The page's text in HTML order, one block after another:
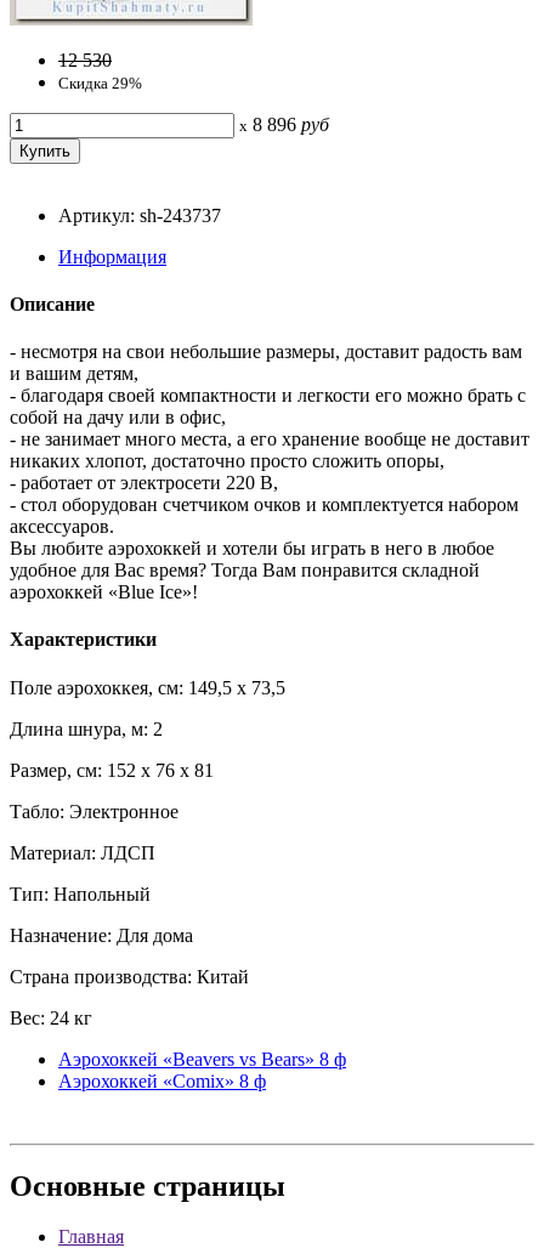
12 530
Скидка 29%
x 8 896 руб
Артикул: sh-243737
Информация
Описание
- несмотря на свои небольшие размеры, доставит радость вам
и вашим детям,
- благодаря своей компактности и легкости его можно брать с
собой на дачу или в офис,
- не занимает много места, а его хранение вообще не доставит
никаких хлопот, достаточно просто сложить опоры,
- работает от электросети 220 В,
- стол оборудован счетчиком очков и комплектуется набором
аксессуаров.
Вы любите аэрохоккей и хотели бы играть в него в любое
удобное для Вас время? Тогда Вам понравится складной
аэрохоккей «Blue Ice»!
Характеристики
Поле аэрохоккея, см: 149,5 x 73,5
Длина шнура, м: 2
Размер, см: 152 x 76 x 81
Табло: Электронное
Материал: ЛДСП
Тип: Напольный
Назначение: Для дома
Страна производства: Китай
Вес: 24 кг
Аэрохоккей «Beavers vs Bears» 8 ф
Аэрохоккей «Comix» 8 ф
Основные страницы
Главная